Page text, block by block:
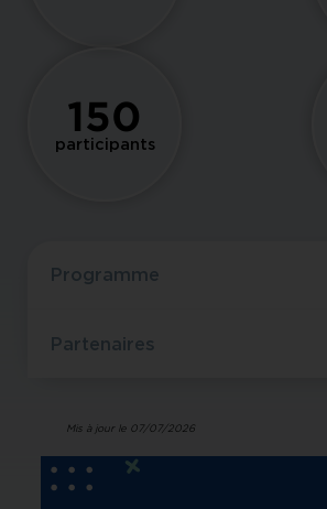
150
participants
Programme
Partenaires
Mis à jour le 07/07/2026